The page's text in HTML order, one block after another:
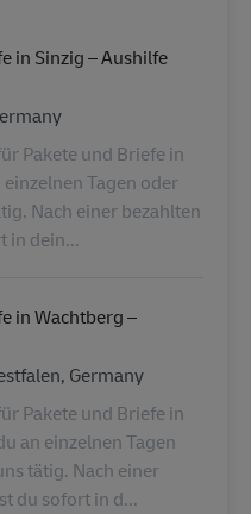
in Sinzig – Aushilfe
Pakete und Briefe in
Tagen oder
Nach einer bezahlten
in dein...
in Wachtberg –
Germany
Pakete und Briefe in
an einzelnen Tagen
tätig. Nach einer
du sofort in d...